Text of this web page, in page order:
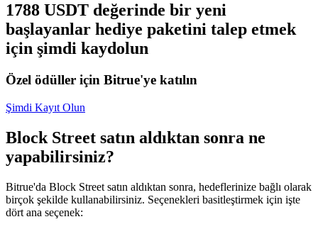
1788 USDT değerinde bir yeni
başlayanlar hediye paketini talep etmek
için şimdi kaydolun
Özel ödüller için Bitrue'ye katılın
Şimdi Kayıt Olun
Block Street satın aldıktan sonra ne
yapabilirsiniz?
Bitrue'da Block Street satın aldıktan sonra, hedeflerinize bağlı olarak
birçok şekilde kullanabilirsiniz. Seçenekleri basitleştirmek için işte
dört ana seçenek: